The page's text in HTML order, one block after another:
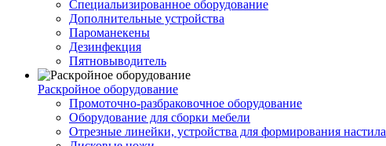
Специальизированное оборудование
Дополнительные устройства
Пароманекены
Дезинфекция
Пятновыводитель
Раскройное оборудование
Промоточно-разбраковочное оборудование
Оборудование для сборки мебели
Отрезные линейки, устройства для формирования настила